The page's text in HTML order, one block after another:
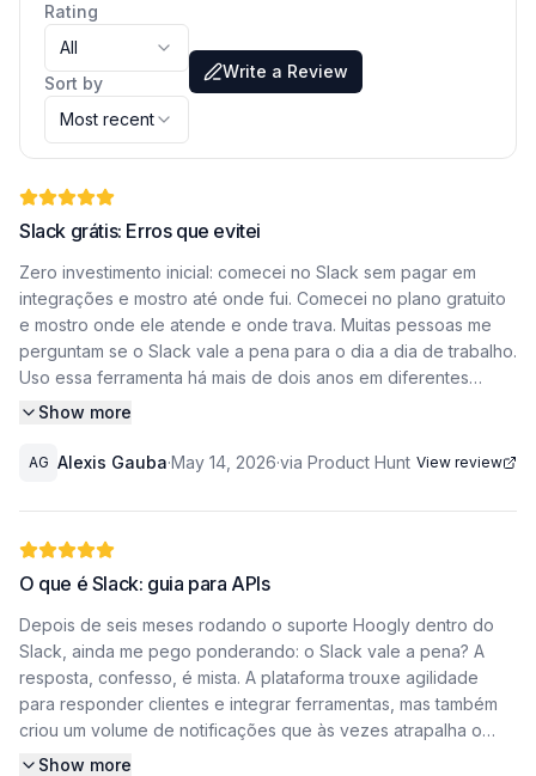
Rating
All
Sort by
Most recent
Write a Review
Slack grátis: Erros que evitei
Zero investimento inicial: comecei no Slack sem pagar em
integrações e mostro até onde fui. Comecei no plano gratuito
e mostro onde ele atende e onde trava. Muitas pessoas me
perguntam se o Slack vale a pena para o dia a dia de trabalho.
Uso essa ferramenta há mais de dois anos em diferentes
equipes e projetos, e posso dizer que a resposta depende
softwares de comunicação empresarial mais populares do
com outras plataformas e busca eficiente de mensagens.
minha produtividade e onde encontrei limitações.
Como o Slack organiza minha rotina
A principal vantagem que percebi foi a organização por
canais. Diferente do e-mail ou de grupos de WhatsApp, os
canais do Slack permitem separar assuntos de forma clara.
Posso ter um canal para o projeto X, outro para discussões de
design e um terceiro apenas para anúncios gerais. Isso reduz
Show more
AG Alexis Gauba·May 14, 2026·via Product Hunt View review
O que é Slack: guia para APIs
Depois de seis meses rodando o suporte Hoogly dentro do
Slack, ainda me pego ponderando: o Slack vale a pena? A
resposta, confesso, é mista. A plataforma trouxe agilidade
para responder clientes e integrar ferramentas, mas também
criou um volume de notificações que às vezes atrapalha o
foco. Neste artigo, conto como usamos os canais, a API e os
Show more